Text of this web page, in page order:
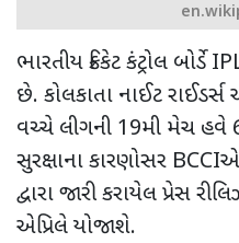
ભારતીય ક્રિકેટ કંટ્રોલ બોર્ડે
છે. કોલકાતા નાઈટ
વચ્ચે લીગની 19મી મેચ હવે
સુરક્ષાના કારણોસર
દ્વારા જારી કરાયેલ પ્રેસ
એપ્રિલે યોજાશે.